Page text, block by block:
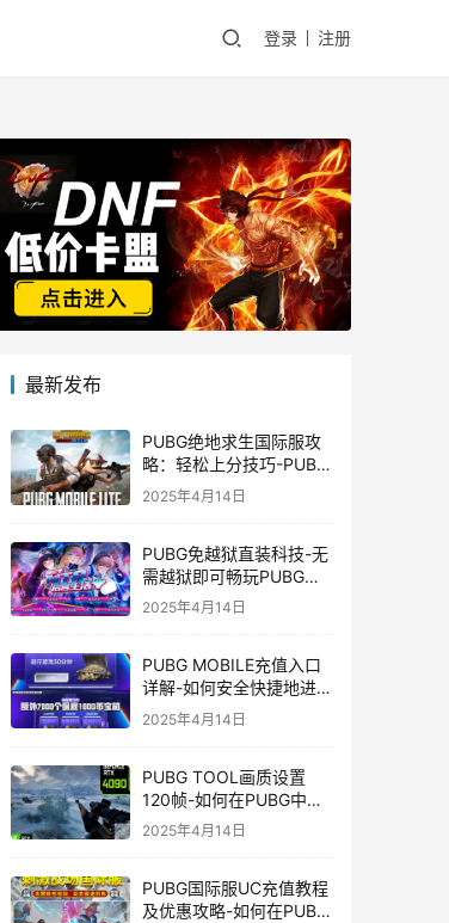
登录 注册
最新发布
PUBG绝地求生国际服攻
略：轻松上分技巧-PUBG
绝地求生国际服新手入门
2025年4月14日
PUBG免越狱直装科技-无
需越狱即可畅玩PUBG的
安装技巧
2025年4月14日
PUBG MOBILE充值入口
详解-如何安全快捷地进行
PUBG MOBILE充值
2025年4月14日
PUBG TOOL画质设置
120帧-如何在PUBG中使
用PUBG TOOL实现120
2025年4月14日
PUBG国际服UC充值教程
及优惠攻略-如何在PUBG